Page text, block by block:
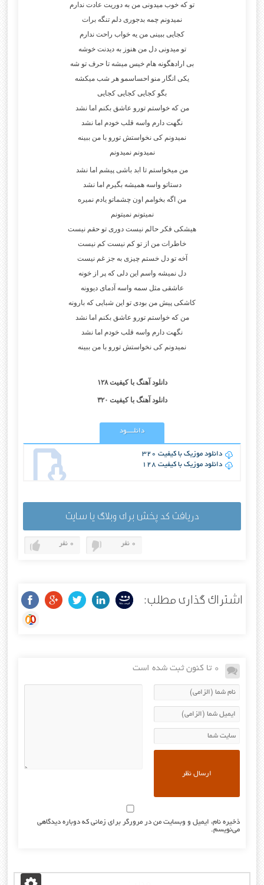
تو که خوب میدونی من به دوریت عادت ندارم
نمیدونم چمه بدجوری دلم تنگه برات
کجایی ببینی من یه خواب راحت ندارم
تو میدونی دل من هنوز به دیدنت خوشه
بی ارادهگونه هام خیس میشه تا حرف تو شه
یکی انگار منو احساسمو هر شب میکشه
بگو کجایی کجایی کجایی
من که خواستم تورو عاشق بکنم اما نشد
نگهت دارم واسه قلب خودم اما نشد
نمیدونم کی نخواستش تورو با من ببینه
نمیدونم نمیدونم
من میخواستم تا ابد باشی پیشم اما نشد
دستاتو واسه همیشه بگیرم اما نشد
من اگه بخوامم اون چشماتو یادم نمیره
نمیتونم نمیتونم
هیشکی فکر حالم نیست دوری تو حقم نیست
خاطرات من از تو کم نیست کم نیست
آخه تو دل خستم چیزی به جز غم نیست
دل نمیشه واسم این دلی که پر از خونه
عاشقی مثل سمه واسه آدمای دیوونه
کاشکی پیش من بودی تو این شبایی که بارونه
من که خواستم تورو عاشق بکنم اما نشد
نگهت دارم واسه قلب خودم اما نشد
نمیدونم کی نخواستش تورو با من ببینه
دانلود آهنگ با کیفیت ۱۲۸
دانلود آهنگ با کیفیت ۳۲۰
دانلــــود
دانلود موزیک با کیفیت 320
دانلود موزیک با کیفیت 128
دریافت کد پخش برای وبلاگ یا سایت
0 نفر 0 نفر
اشتراک گذاری مطلب:
0 تا کنون ثبت شده است
ذخیره نام، ایمیل و وبسایت من در مرورگر برای زمانی که دوباره دیدگاهی
می‌نویسم.